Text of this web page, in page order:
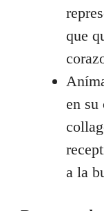
que
en su
a la